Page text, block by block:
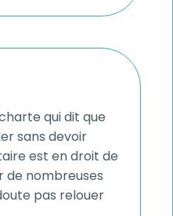
qui dit que
sans devoir
est en droit de
de nombreuses
pas relouer